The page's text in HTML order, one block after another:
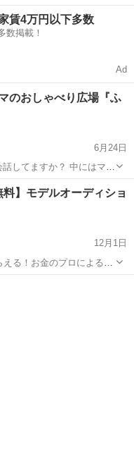
ッチンカー
賃4万円以下多数
数掲載！
Ad
のおしゃべり広場『ふ
6月24日
か？ 中にはママ
はず。 無理やり自分の苦
して知りたい情報を手に
ママ
】モデルオーディショ
12月1日
る！お金のプロによる子